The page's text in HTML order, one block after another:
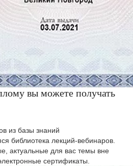
вы можете получать
из базы знаний
библиотека лекций-вебинаров.
актуальные для вас темы вне
сертификаты.